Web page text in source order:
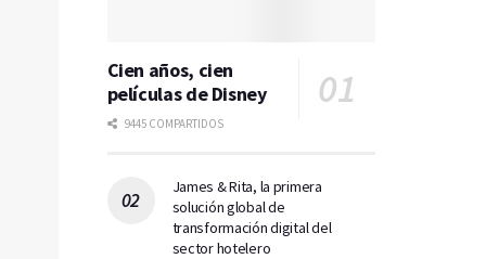
Cien años, cien
películas de Disney
9445 COMPARTIDOS
James & Rita, la primera
solución global de
transformación digital del
sector hotelero